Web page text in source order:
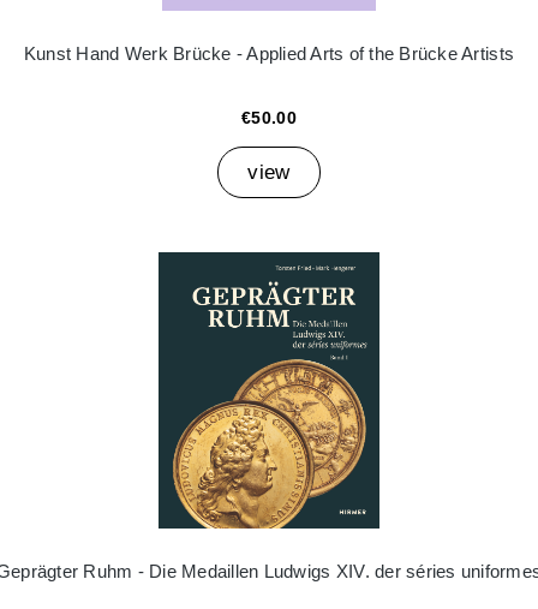
Kunst Hand Werk Brücke - Applied Arts of the Brücke Artists
€50.00
view
Ruhm - Die Medaillen Ludwigs XIV. der séries